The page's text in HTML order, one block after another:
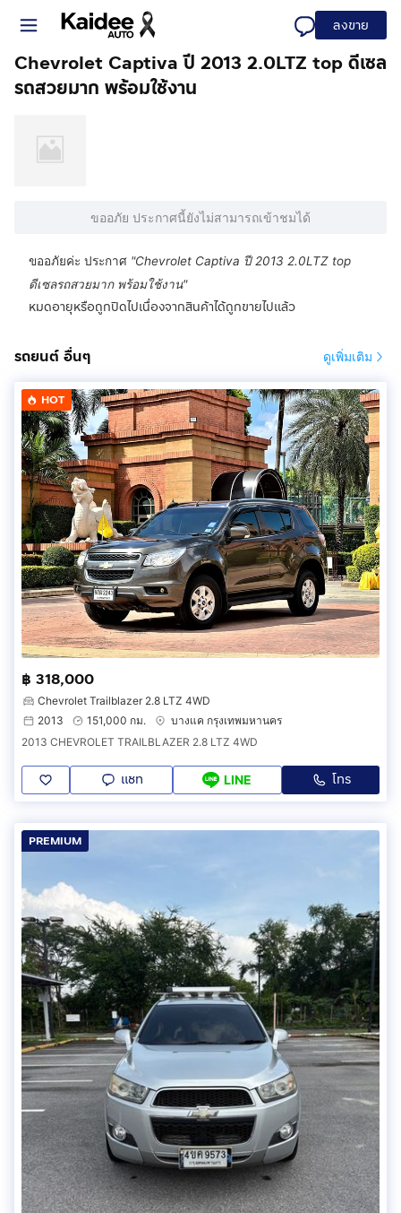
ลงขาย
Chevrolet Captiva ปี 2013 2.0LTZ top ดีเซล
รถสวยมาก พร้อมใช้งาน
ขออภัย ประกาศนี้ยังไม่สามารถเข้าชมได้
ขออภัยค่ะ ประกาศ "Chevrolet Captiva ปี 2013 2.0LTZ top
ดีเซลรถสวยมาก พร้อมใช้งาน"
หมดอายุหรือถูกปิดไปเนื่องจากสินค้าได้ถูกขายไปแล้ว
รถยนต์ อื่นๆ ดูเพิ่มเติม
HOT
฿ 318,000
Chevrolet Trailblazer 2.8 LTZ 4WD
2013
151,000 กม.
บางแค กรุงเทพมหานคร
2013 CHEVROLET TRAILBLAZER 2.8 LTZ 4WD
แชท LINE โทร
PREMIUM